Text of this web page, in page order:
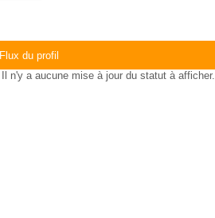
Flux du profil
Il n'y a aucune mise à jour du statut à afficher.